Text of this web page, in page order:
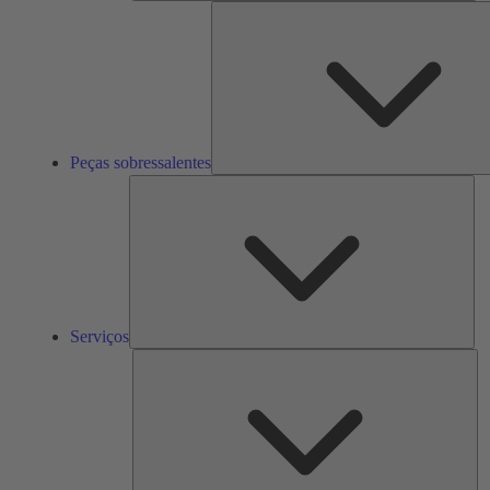
Peças sobressalentes
Serviços